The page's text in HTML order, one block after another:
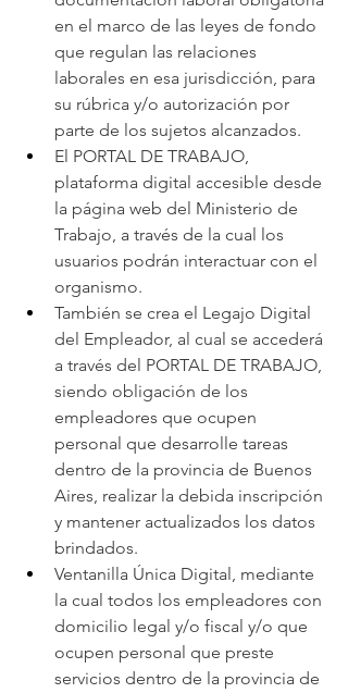
en el marco de las leyes de fondo
que regulan las relaciones
laborales en esa jurisdicción, para
su rúbrica y/o autorización por
parte de los sujetos alcanzados.
El PORTAL DE TRABAJO,
plataforma digital accesible desde
la página web del Ministerio de
Trabajo, a través de la cual los
usuarios podrán interactuar con el
organismo.
También se crea el Legajo Digital
del Empleador, al cual se accederá
a través del PORTAL DE TRABAJO,
siendo obligación de los
empleadores que ocupen
personal que desarrolle tareas
dentro de la provincia de Buenos
Aires, realizar la debida inscripción
y mantener actualizados los datos
brindados.
Ventanilla Única Digital, mediante
la cual todos los empleadores con
domicilio legal y/o fiscal y/o que
ocupen personal que preste
servicios dentro de la provincia de